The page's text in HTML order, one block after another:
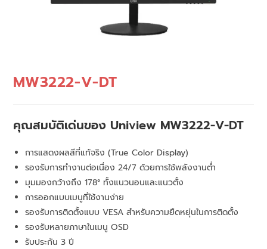
MW3222-V-DT
คุณสมบัติเด่นของ Uniview MW3222-V-DT
การแสดงผลสีที่แท้จริง (True Color Display)
รองรับการทำงานต่อเนื่อง 24/7 ด้วยการใช้พลังงานต่ำ
มุมมองกว้างถึง 178° ทั้งแนวนอนและแนวตั้ง
การออกแบบเมนูที่ใช้งานง่าย
รองรับการติดตั้งแบบ VESA สำหรับความยืดหยุ่นในการติดตั้ง
รองรับหลายภาษาในเมนู OSD
รับประกัน 3 ปี